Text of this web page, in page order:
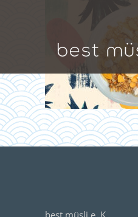
best müsli e. K.